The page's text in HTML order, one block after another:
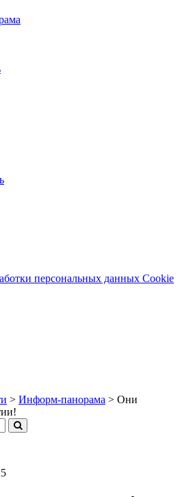
персональных данных Cookie
> Информ-панорама > Они